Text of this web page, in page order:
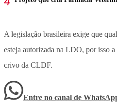
A legislação brasileira exige que
esteja autorizada na LDO, por isso
crivo da CLDF.
Entre no canal de